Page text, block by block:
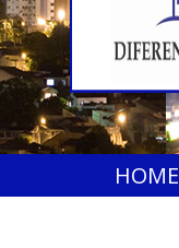
HOME